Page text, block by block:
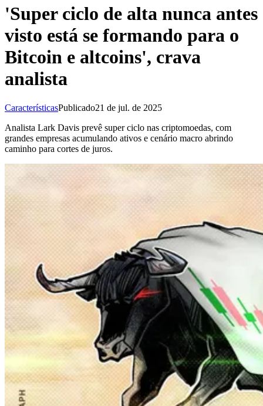
'Super ciclo de alta nunca antes
visto está se formando para o
Bitcoin e altcoins', crava
analista
CaracterísticasPublicado21 de jul. de 2025
Analista Lark Davis prevê super ciclo nas criptomoedas, com
grandes empresas acumulando ativos e cenário macro abrindo
caminho para cortes de juros.